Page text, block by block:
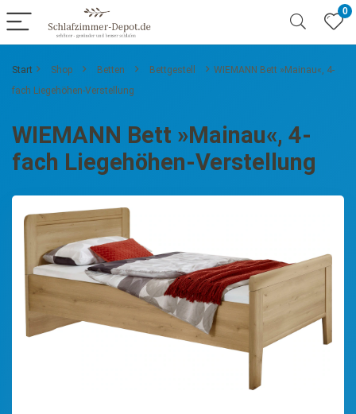
0
Start Shop Betten Bettgestell
WIEMANN Bett »Mainau«, 4-
fach Liegehöhen-Verstellung
WIEMANN Bett »Mainau«, 4-
fach Liegehöhen-Verstellung